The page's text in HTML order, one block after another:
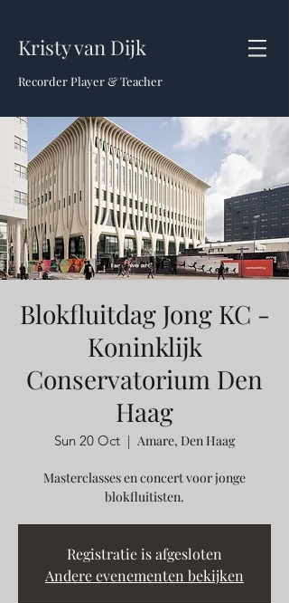
Kristy van Dijk
Recorder Player & Teacher
Blokfluitdag Jong KC -
Koninklijk
Conservatorium Den
Haag
Sun 20 Oct
  |
Amare, Den Haag
Masterclasses en concert voor jonge
blokfluitisten.
Registratie is afgesloten
Andere evenementen bekijken